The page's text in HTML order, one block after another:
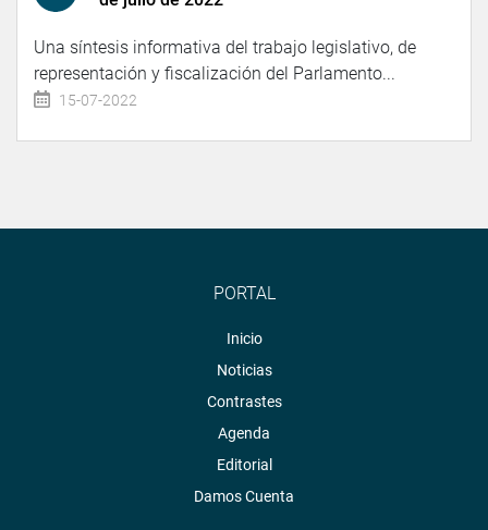
Una síntesis informativa del trabajo legislativo, de
representación y fiscalización del Parlamento...
15-07-2022
PORTAL
Inicio
Noticias
Contrastes
Agenda
Editorial
Damos Cuenta